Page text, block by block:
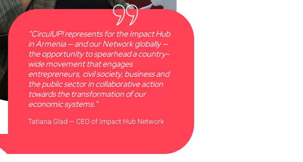
“CirculUP! represents for the Impact Hub
in Armenia — and our Network globally —
the opportunity to spearhead a country-
wide movement that engages
entrepreneurs, civil society, business and
the public sector in collaborative action
towards the transformation of our
economic systems.”
Tatiana Glad — CEO of Impact Hub Network